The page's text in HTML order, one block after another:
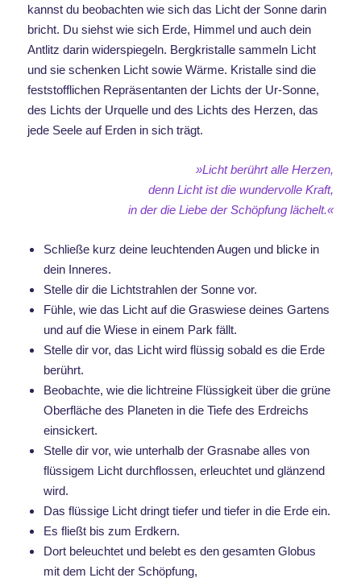
kannst du beobachten wie sich das Licht der Sonne darin
bricht. Du siehst wie sich Erde, Himmel und auch dein
Antlitz darin widerspiegeln. Bergkristalle sammeln Licht
und sie schenken Licht sowie Wärme. Kristalle sind die
feststofflichen Repräsentanten der Lichts der Ur-Sonne,
des Lichts der Urquelle und des Lichts des Herzen, das
jede Seele auf Erden in sich trägt.
»Licht berührt alle Herzen,
denn Licht ist die wundervolle Kraft,
in der die Liebe der Schöpfung lächelt.«
Schließe kurz deine leuchtenden Augen und blicke in
dein Inneres.
Stelle dir die Lichtstrahlen der Sonne vor.
Fühle, wie das Licht auf die Graswiese deines Gartens
und auf die Wiese in einem Park fällt.
Stelle dir vor, das Licht wird flüssig sobald es die Erde
berührt.
Beobachte, wie die lichtreine Flüssigkeit über die grüne
Oberfläche des Planeten in die Tiefe des Erdreichs
einsickert.
Stelle dir vor, wie unterhalb der Grasnabe alles von
flüssigem Licht durchflossen, erleuchtet und glänzend
wird.
Das flüssige Licht dringt tiefer und tiefer in die Erde ein.
Es fließt bis zum Erdkern.
Dort beleuchtet und belebt es den gesamten Globus
mit dem Licht der Schöpfung,